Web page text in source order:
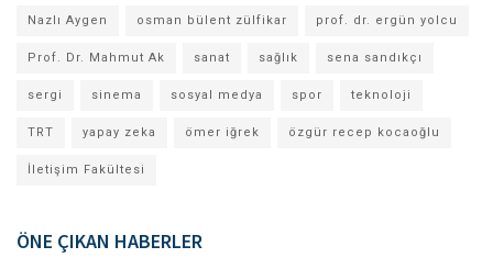
Nazlı Aygen osman bülent zülfikar prof. dr. ergün yolcu
Prof. Dr. Mahmut Ak sanat sağlık sena sandıkçı
sergi sinema sosyal medya spor teknoloji
TRT yapay zeka ömer iğrek özgür recep kocaoğlu
İletişim Fakültesi
ÖNE ÇIKAN HABERLER